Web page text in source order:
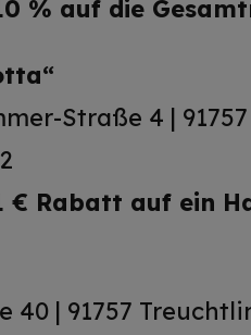
% auf die
Straße 4 |
€ Rabatt auf ein
40 | 91757